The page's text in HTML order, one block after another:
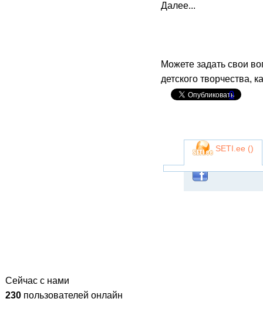
Сейчас с нами
230 пользователей онлайн
Далее...
Можете задать свои
детского творчества,
0
SETI.ee ()